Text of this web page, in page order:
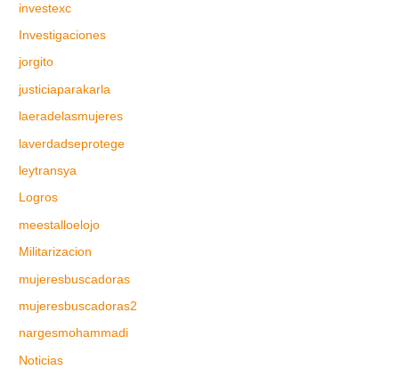
investexc
Investigaciones
jorgito
justiciaparakarla
laeradelasmujeres
laverdadseprotege
leytransya
Logros
meestalloelojo
Militarizacion
mujeresbuscadoras
mujeresbuscadoras2
nargesmohammadi
Noticias